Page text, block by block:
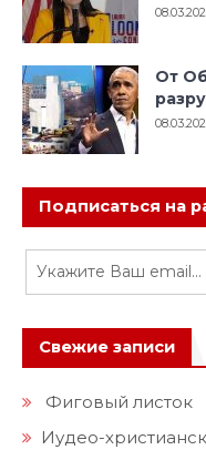
От
Подписаться на
Свежие записи
Фиговый листок
Иудео-